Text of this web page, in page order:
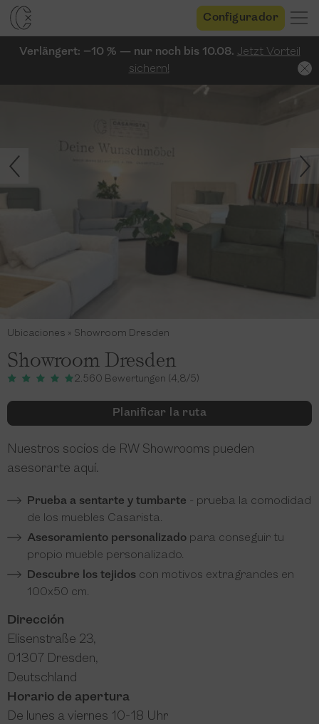
Configurador
Verlängert: −10 % — nur noch bis 10.08. Jetzt Vorteil
sichern!
Ubicaciones » Showroom Dresden
Showroom Dresden
2.560 Bewertungen (4,8/5)
Planificar la ruta
Nuestros socios de RW Showrooms pueden
asesorarte aquí.
Prueba a sentarte y tumbarte - prueba la comodidad
de los muebles Casarista.
Asesoramiento personalizado para conseguir tu
propio mueble personalizado.
Descubre los tejidos con motivos extragrandes en
100x50 cm.
Dirección
Elisenstraße 23,
01307 Dresden,
Deutschland
Horario de apertura
De lunes a viernes 10-18 Uhr